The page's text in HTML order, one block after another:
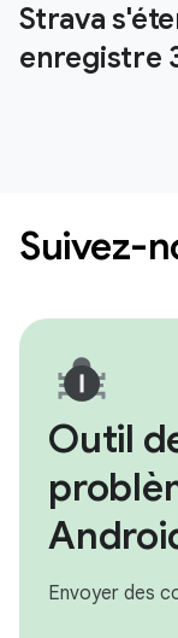
Strava
enregistre
Suivez-
Outil
Envoyer des